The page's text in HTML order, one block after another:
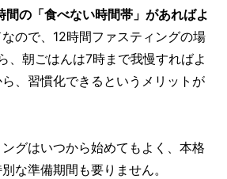
間の「食べない時間帯」があればよ
ので、12時間ファスティングの場
、朝ごはんは7時まで我慢すればよ
、習慣化できるというメリットが
グはいつから始めてもよく、本格
な準備期間も要りません。